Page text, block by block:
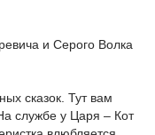
и Серого Волка
сказок. Тут вам
службе у Царя – Кот